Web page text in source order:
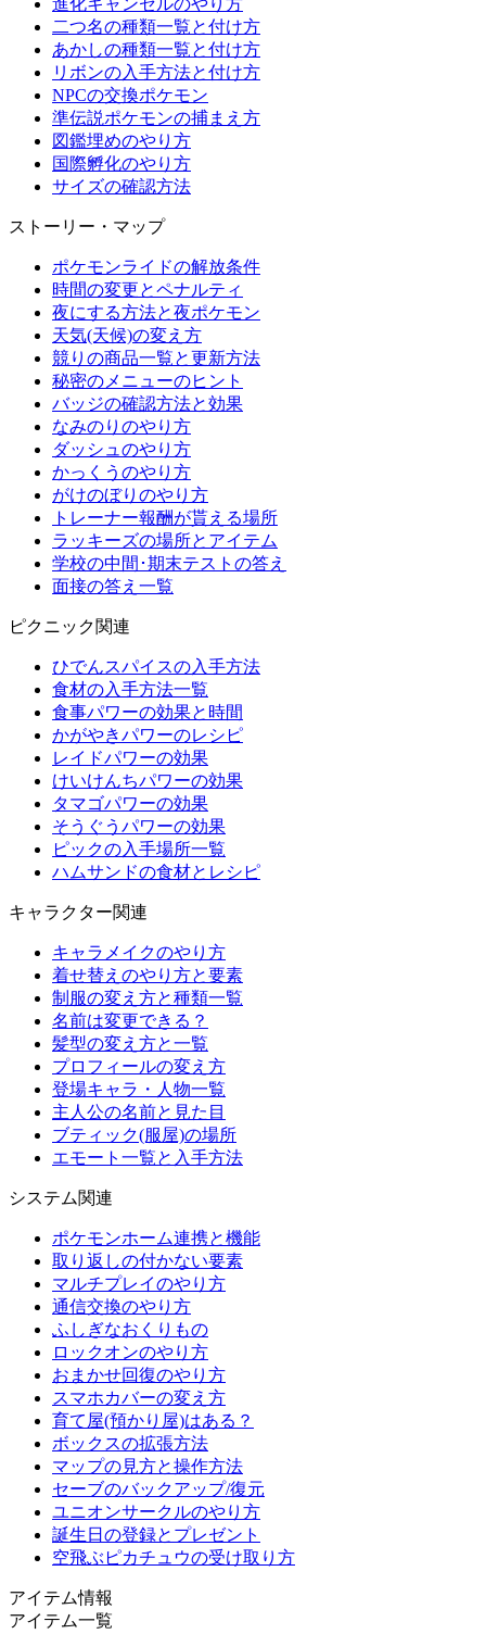
進化キャンセルのやり方
二つ名の種類一覧と付け方
あかしの種類一覧と付け方
リボンの入手方法と付け方
NPCの交換ポケモン
準伝説ポケモンの捕まえ方
図鑑埋めのやり方
国際孵化のやり方
サイズの確認方法
ストーリー・マップ
ポケモンライドの解放条件
時間の変更とペナルティ
夜にする方法と夜ポケモン
天気(天候)の変え方
競りの商品一覧と更新方法
秘密のメニューのヒント
バッジの確認方法と効果
なみのりのやり方
ダッシュのやり方
かっくうのやり方
がけのぼりのやり方
トレーナー報酬が貰える場所
ラッキーズの場所とアイテム
学校の中間･期末テストの答え
面接の答え一覧
ピクニック関連
ひでんスパイスの入手方法
食材の入手方法一覧
食事パワーの効果と時間
かがやきパワーのレシピ
レイドパワーの効果
けいけんちパワーの効果
タマゴパワーの効果
そうぐうパワーの効果
ピックの入手場所一覧
ハムサンドの食材とレシピ
キャラクター関連
キャラメイクのやり方
着せ替えのやり方と要素
制服の変え方と種類一覧
名前は変更できる？
髪型の変え方と一覧
プロフィールの変え方
登場キャラ・人物一覧
主人公の名前と見た目
ブティック(服屋)の場所
エモート一覧と入手方法
システム関連
ポケモンホーム連携と機能
取り返しの付かない要素
マルチプレイのやり方
通信交換のやり方
ふしぎなおくりもの
ロックオンのやり方
おまかせ回復のやり方
スマホカバーの変え方
育て屋(預かり屋)はある？
ボックスの拡張方法
マップの見方と操作方法
セーブのバックアップ/復元
ユニオンサークルのやり方
誕生日の登録とプレゼント
空飛ぶピカチュウの受け取り方
アイテム情報
アイテム一覧